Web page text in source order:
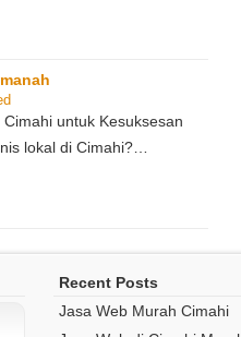
untuk Kesuksesan
lokal di Cimahi?…
Recent Posts
Jasa Web Murah Cimahi